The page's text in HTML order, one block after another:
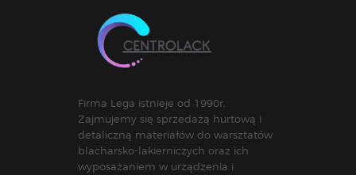
Firma Lega istnieje od 1990r.
Zajmujemy się sprzedażą hurtową i
detaliczną materiałów do warsztatów
blacharsko-lakierniczych oraz ich
wyposażaniem w urządzenia i